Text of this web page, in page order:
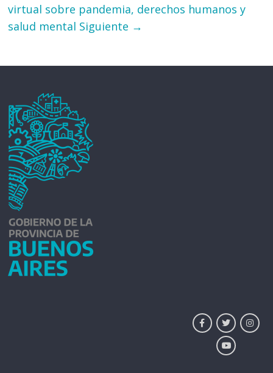
virtual sobre pandemia, derechos humanos y
salud mental Siguiente →